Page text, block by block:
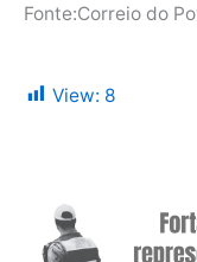
Fonte:Correio do
View: 8